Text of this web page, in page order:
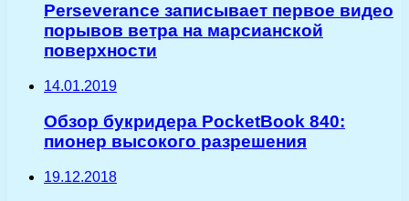
Perseverance записывает первое видео
порывов ветра на марсианской
поверхности
14.01.2019
Обзор букридера PocketBook 840:
пионер высокого разрешения
19.12.2018